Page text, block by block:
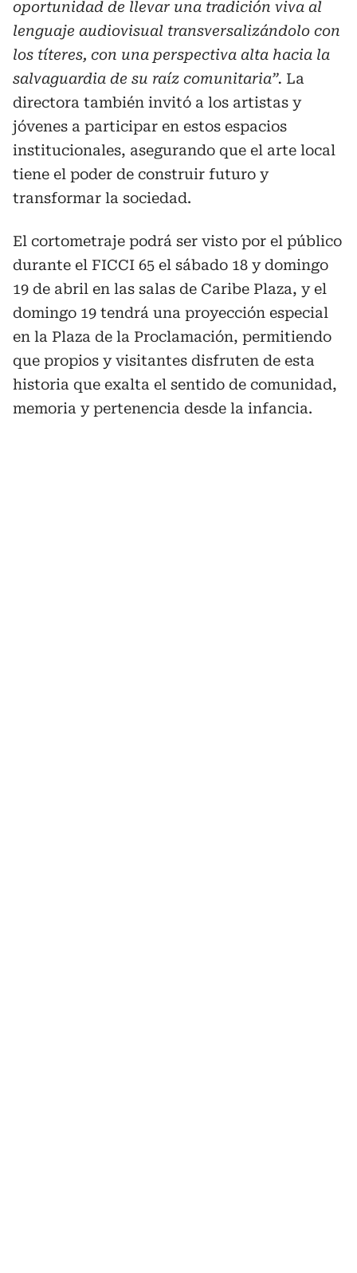
oportunidad de llevar una tradición viva al
lenguaje audiovisual transversalizándolo con
los títeres, con una perspectiva alta hacia la
salvaguardia de su raíz comunitaria”. La
directora también invitó a los artistas y
jóvenes a participar en estos espacios
institucionales, asegurando que el arte local
tiene el poder de construir futuro y
transformar la sociedad.
El cortometraje podrá ser visto por el público
durante el FICCI 65 el sábado 18 y domingo
19 de abril en las salas de Caribe Plaza, y el
domingo 19 tendrá una proyección especial
en la Plaza de la Proclamación, permitiendo
que propios y visitantes disfruten de esta
historia que exalta el sentido de comunidad,
memoria y pertenencia desde la infancia.